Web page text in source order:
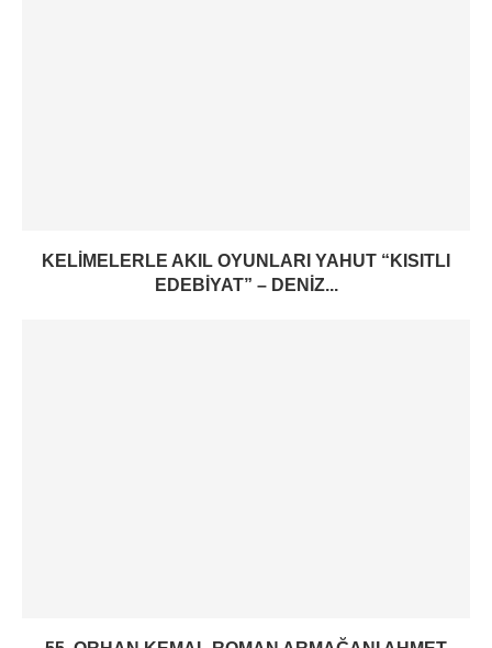
KELIMELERLE AKIL OYUNLARI YAHUT “KISITLI
EDEBIYAT” – DENIZ...